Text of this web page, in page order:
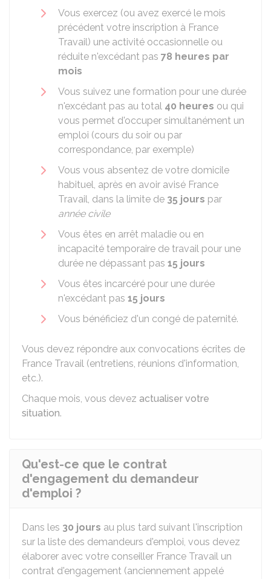
Vous exercez (ou avez exercé le mois
précédent votre inscription à France
Travail) une activité occasionnelle ou
réduite n'excédant pas 78 heures par
mois
Vous suivez une formation pour une durée
n'excédant pas au total 40 heures ou qui
vous permet d'occuper simultanément un
emploi (cours du soir ou par
correspondance, par exemple)
Vous vous absentez de votre domicile
habituel, après en avoir avisé France
Travail, dans la limite de 35 jours par
année civile
Vous êtes en arrêt maladie ou en
incapacité temporaire de travail pour une
durée ne dépassant pas 15 jours
Vous êtes incarcéré pour une durée
n'excédant pas 15 jours
Vous bénéficiez d'un congé de paternité.
Vous devez répondre aux convocations écrites de
France Travail (entretiens, réunions d'information,
etc.).
Chaque mois, vous devez actualiser votre
situation.
Qu'est-ce que le contrat
d'engagement du demandeur
d'emploi ?
Dans les 30 jours au plus tard suivant l'inscription
sur la liste des demandeurs d'emploi, vous devez
élaborer avec votre conseiller France Travail un
contrat d'engagement (anciennement appelé